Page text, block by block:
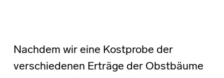
Nachdem wir eine Kostprobe der
verschiedenen Erträge der Obstbäume